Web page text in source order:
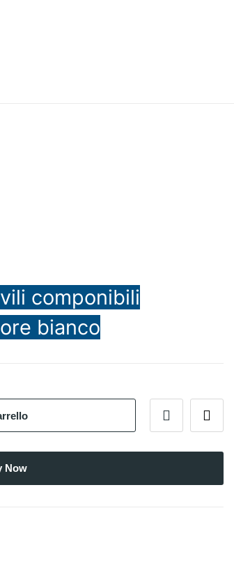
componibili
bianco
Now